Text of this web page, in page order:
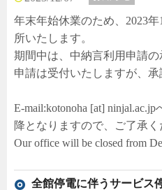
年末年始休業のため、2023
所いたします。
期間中は、中納言利用申請の
申請は受付いたしますが、
E-mail:kotonoha [at]
降となりますので、ご了承く
Our office will be closed from
全館停電に伴うサービス